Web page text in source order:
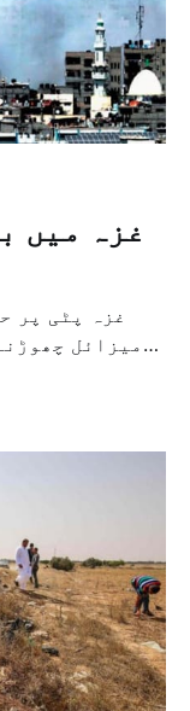
غزہ میں
غزہ پٹی پر
میزائل